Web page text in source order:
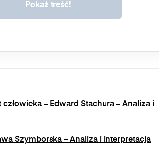
zgody przed jej wycofaniem. Wycofanie
poprzez kontakt z Administratorem na adres
– Edward Stachura – Analiza i
Szymborska – Analiza i interpretacja